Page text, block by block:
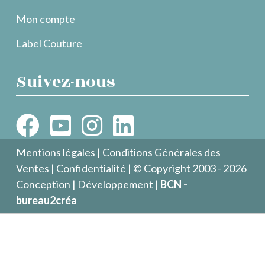
Mon compte
Label Couture
Suivez-nous
Mentions légales | Conditions Générales des
Ventes | Confidentialité | © Copyright 2003 - 2026
Conception | Développement | BCN -
bureau2créa